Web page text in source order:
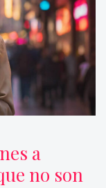
a
no son